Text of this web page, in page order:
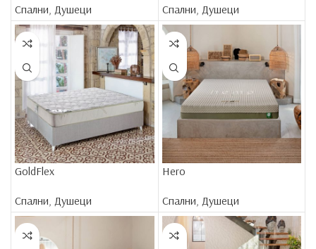
Спални Душеци Спални Душеци
GoldFlex
Спални, Душеци
Hero
Спални, Душеци